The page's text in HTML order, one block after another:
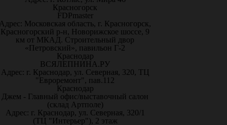
Красногорск
FDPmaster
Московская область, г. Красногорск,
Красногорский р-н, Новорижское шоссе, 9
км от МКАД. Строительный двор
«Петровский», павильон Г-2
Краснодар
ВСЯЛЕПНИНА.РУ
Адрес: г. Краснодар, ул. Северная, 320, ТЦ
"Евроремонт", пав.112
Краснодар
Джем - Главный офис/выставочный салон
(склад Артполе)
Адрес: г. Краснодар, ул. Северная, 320/1
(ТЦ "Интерьер"), 2 этаж